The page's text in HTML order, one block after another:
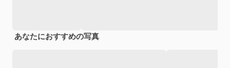
あなたにおすすめの写真